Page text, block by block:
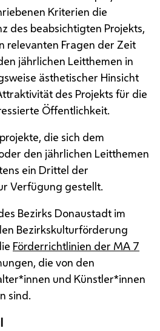
Kriterien die
des beabsichtigten Projekts,
relevanten Fragen der Zeit
jährlichen Leitthemen in
ästhetischer Hinsicht
des Projekts für die
Öffentlichkeit.
die sich dem
den jährlichen Leitthemen
ein Drittel der
Verfügung gestellt.
Bezirks Donaustadt im
Bezirkskulturförderung
Förderrichtlinien der MA 7
die von den
und Künstler*innen
sind.